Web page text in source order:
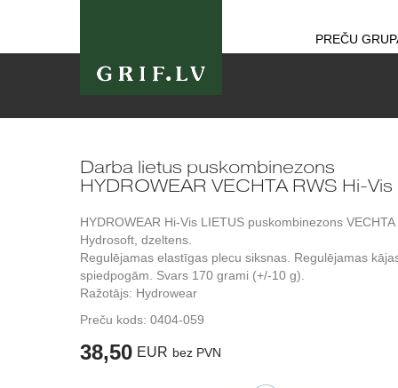
PREČU
Darba lietus puskombinezons
HYDROWEAR VECHTA RWS Hi-Vis
HYDROWEAR Hi-Vis LIETUS puskombinezons VECHTA
Hydrosoft, dzeltens.
Regulējamas elastīgas plecu siksnas. Regulējamas
spiedpogām. Svars 170 grami (+/-10 g).
Ražotājs: Hydrowear
Preču kods: 0404-059
38,50 EUR bez PVN